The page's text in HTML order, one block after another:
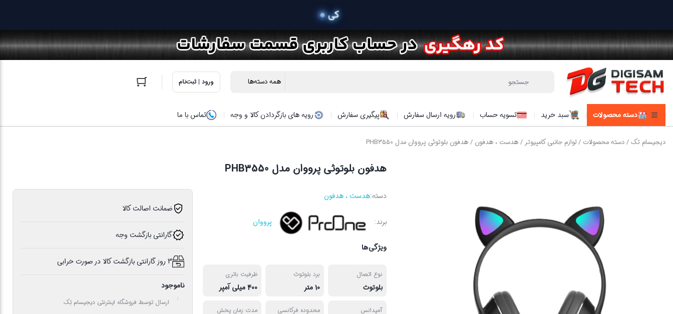
ورود | ثبت‌نام
دسته محصولات سبد خرید تسویه حساب رویه ارسال سفارش پیگیری سفارش رویه های بازگردادن کالا و وجه تماس با ما
دیجیسام تک/دسته محصولات /لوازم جانبی کامپیوتر /هدست ، هدفون / هدفون بلوتوثی پرووان مدل PHB3550
هدفون بلوتوثی پرووان مدل PHB3550
دسته:هدست ، هدفون
برند: پرووان
ویژگی‌ها
نوع اتصال
بلوتوث
برد بلوتوث
10 متر
ظرفیت باتری
400 میلی آمپر
آمپدانس محدوده فرکانسی مدت زمان پخش
ضمانت اصالت کالا
گارانتی بازگشت وجه
3 روز گارانتی بازگشت کالا در صورت خرابی
ناموجود
ارسال توسط فروشگاه اینترنتی دیجیسام تِک
خرید محص